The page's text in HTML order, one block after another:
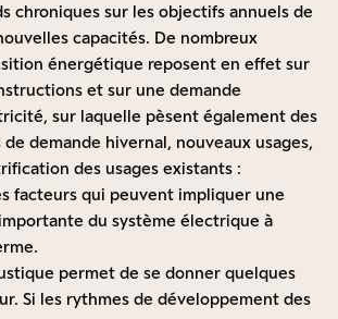
chroniques sur les objectifs annuels de
capacités. De nombreux
énergétique reposent en effet sur
et sur une demande
sur laquelle pèsent également des
demande hivernal, nouveaux usages,
des usages existants :
facteurs qui peuvent impliquer une
du système électrique à
permet de se donner quelques
Si les rythmes de développement des